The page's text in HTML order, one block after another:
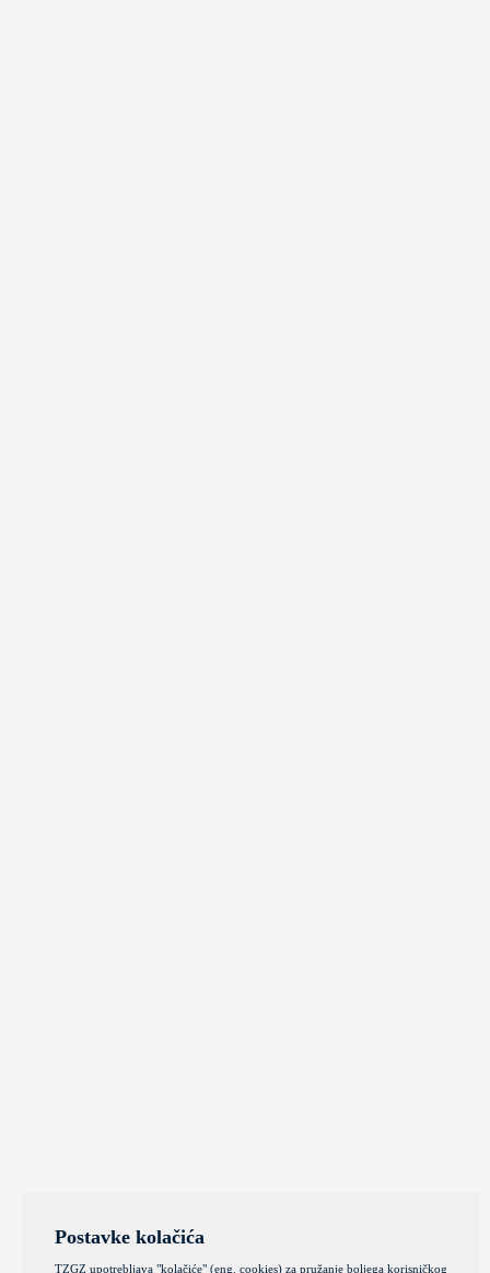
Postavke kolačića
TZGZ upotrebljava "kolačiće" (eng. cookies) za pružanje boljega korisničkog